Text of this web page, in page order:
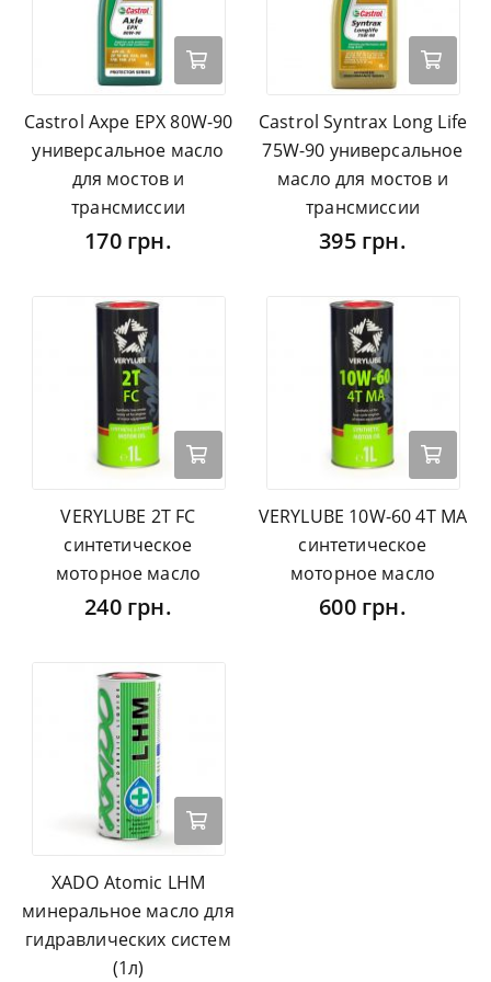
Castrol Axpe EPX 80W-90
универсальное масло
для мостов и
трансмиссии
170 грн.
Castrol Syntrax Long Life
75W-90 универсальное
масло для мостов и
трансмиссии
395 грн.
VERYLUBE 2T FC
синтетическое
моторное масло
240 грн.
VERYLUBE 10W-60 4Т MA
синтетическое
моторное масло
600 грн.
XADO Atomic LHM
минеральное масло для
гидравлических систем
(1л)